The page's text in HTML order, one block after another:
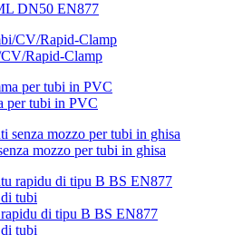
DN50 EN877
Rapid-Clamp
per tubi in PVC
mozzo per tubi in ghisa
di tipu B BS EN877
tubi